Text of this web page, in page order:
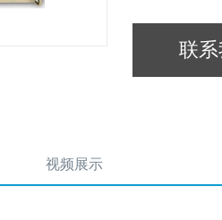
联
视频展示